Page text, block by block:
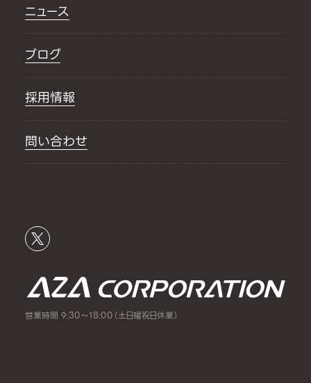
ニュース
ブログ
採用情報
問い合わせ
営業時間 9:30～18:00（土日曜祝日休業）